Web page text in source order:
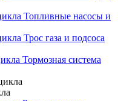
Топливные насосы и
Трос газа и подсоса
Тормозная система